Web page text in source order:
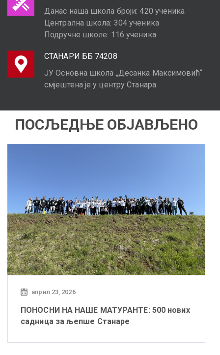
Данас наша школа броји: 420 ученика
Централна школа: 304 ученика
Подручне школе: 116 ученика
СТАНАРИ ББ 74208
ЈУ Основна школа „Десанка Максимовић“
смјештена је у центру Станара.
ПОСЉЕДЊЕ ОБЈАВЉЕНО
април 23, 2026
ПОНОСНИ НА НАШЕ МАТУРАНТЕ: 500 нових
садница за љепше Станаре